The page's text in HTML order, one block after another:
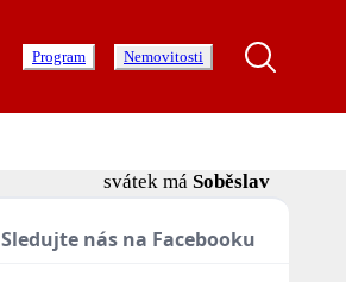
Program Nemovitosti
svátek má Soběslav
Sledujte nás na Facebooku